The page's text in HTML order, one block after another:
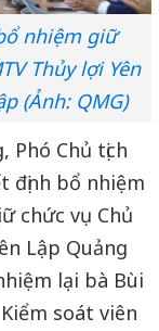
nhiệm giữ
Thủy lợi Yên
(Ảnh: QMG)
Phó Chủ tịch
định bổ nhiệm
chức vụ Chủ
Lập Quảng
lại bà Bùi
soát viên